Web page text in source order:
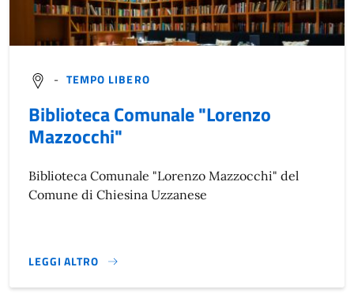
- TEMPO LIBERO
Biblioteca Comunale "Lorenzo
Mazzocchi"
Biblioteca Comunale "Lorenzo Mazzocchi" del
Comune di Chiesina Uzzanese
LEGGI ALTRO
}